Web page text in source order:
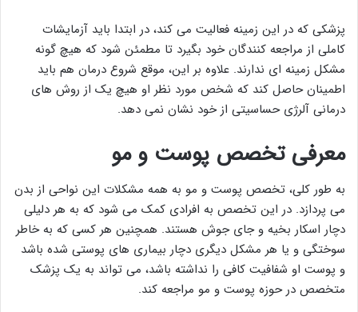
پزشکی که در این زمینه فعالیت می کند، در ابتدا باید آزمایشات
کاملی از مراجعه کنندگان خود بگیرد تا مطمئن شود که هیچ گونه
مشکل زمینه ای ندارند. علاوه بر این، موقع شروع درمان هم باید
اطمینان حاصل کند که شخص مورد نظر او هیچ یک از روش های
درمانی آلرژی حساسیتی از خود نشان نمی دهد.
معرفی تخصص پوست و مو
به طور کلی، تخصص پوست و مو به همه مشکلات این نواحی از بدن
می پردازد. در این تخصص به افرادی کمک می شود که به هر دلیلی
دچار اسکار بخیه و جای جوش هستند. همچنین هر کسی که به خاطر
سوختگی و یا هر مشکل دیگری دچار بیماری های پوستی شده باشد
و پوست او شفافیت کافی را نداشته باشد، می تواند به یک پزشک
متخصص در حوزه پوست و مو مراجعه کند.